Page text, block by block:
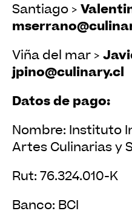
Santiago >
Viña del mar >
jpino@culinary.cl
Datos de pago:
Nombre: Instituto Internacional de
Artes Culinarias y
Rut: 76.324.010-K
Banco: BCI